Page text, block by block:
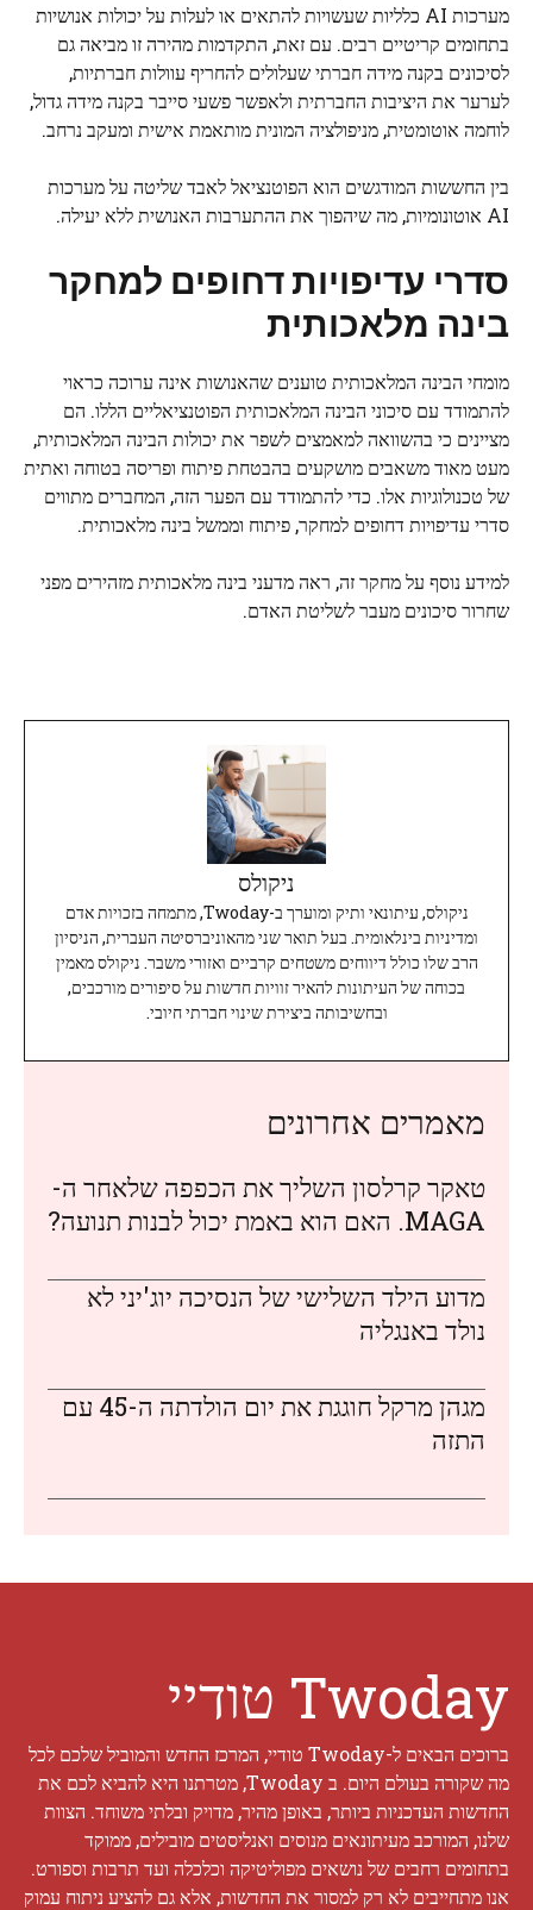
מערכות AI כלליות שעשויות להתאים או לעלות על יכולות אנושיות
בתחומים קריטיים רבים. עם זאת, התקדמות מהירה זו מביאה גם
לסיכונים בקנה מידה חברתי שעלולים להחריף עוולות חברתיות,
לערער את היציבות החברתית ולאפשר פשעי סייבר בקנה מידה גדול,
לוחמה אוטומטית, מניפולציה המונית מותאמת אישית ומעקב נרחב.
בין החששות המודגשים הוא הפוטנציאל לאבד שליטה על מערכות
AI אוטונומיות, מה שיהפוך את ההתערבות האנושית ללא יעילה.
סדרי עדיפויות דחופים למחקר
בינה מלאכותית
מומחי הבינה המלאכותית טוענים שהאנושות אינה ערוכה כראוי
להתמודד עם סיכוני הבינה המלאכותית הפוטנציאליים הללו. הם
מציינים כי בהשוואה למאמצים לשפר את יכולות הבינה המלאכותית,
מעט מאוד משאבים מושקעים בהבטחת פיתוח ופריסה בטוחה ואתית
של טכנולוגיות אלו. כדי להתמודד עם הפער הזה, המחברים מתווים
סדרי עדיפויות דחופים למחקר, פיתוח וממשל בינה מלאכותית.
למידע נוסף על מחקר זה, ראה מדעני בינה מלאכותית מזהירים מפני
שחרור סיכונים מעבר לשליטת האדם.
ניקולס
ניקולס, עיתונאי ותיק ומוערך ב-Twoday, מתמחה בזכויות אדם
ומדיניות בינלאומית. בעל תואר שני מהאוניברסיטה העברית, הניסיון
הרב שלו כולל דיווחים משטחים קרביים ואזורי משבר. ניקולס מאמין
בכוחה של העיתונות להאיר זוויות חדשות על סיפורים מורכבים,
ובחשיבותה ביצירת שינוי חברתי חיובי.
מאמרים אחרונים
טאקר קרלסון השליך את הכפפה שלאחר ה-
MAGA. האם הוא באמת יכול לבנות תנועה?
מדוע הילד השלישי של הנסיכה יוג'יני לא
נולד באנגליה
מגהן מרקל חוגגת את יום הולדתה ה-45 עם
התזה
Twoday טודיי
ברוכים הבאים ל-Twoday טודיי, המרכז החדש והמוביל שלכם לכל
מה שקורה בעולם היום. ב Twoday, מטרתנו היא להביא לכם את
החדשות העדכניות ביותר, באופן מהיר, מדויק ובלתי משוחד. הצוות
שלנו, המורכב מעיתונאים מנוסים ואנליסטים מובילים, ממוקד
בתחומים רחבים של נושאים מפוליטיקה וכלכלה ועד תרבות וספורט.
אנו מתחייבים לא רק למסור את החדשות, אלא גם להציע ניתוח עמוק